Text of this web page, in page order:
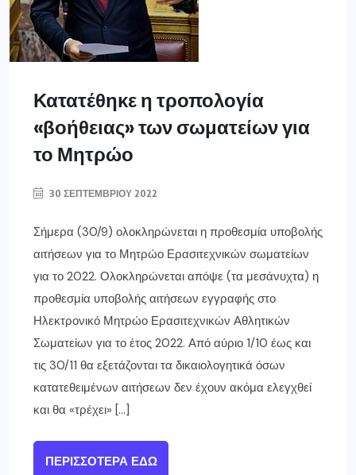
Κατατέθηκε η τροπολογία
«βοήθειας» των σωματείων για
το Μητρώο
30 ΣΕΠΤΕΜΒΡΊΟΥ 2022
Σήμερα (30/9) ολοκληρώνεται η προθεσμία υποβολής
αιτήσεων για το Μητρώο Ερασιτεχνικών σωματείων
για το 2022. Ολοκληρώνεται απόψε (τα μεσάνυχτα) η
προθεσμία υποβολής αιτήσεων εγγραφής στο
Ηλεκτρονικό Μητρώο Ερασιτεχνικών Αθλητικών
Σωματείων για το έτος 2022. Από αύριο 1/10 έως και
τις 30/11 θα εξετάζονται τα δικαιολογητικά όσων
κατατεθειμένων αιτήσεων δεν έχουν ακόμα ελεγχθεί
και θα «τρέχει» […]
ΠΕΡΙΣΣΌΤΕΡΑ ΕΔΏ